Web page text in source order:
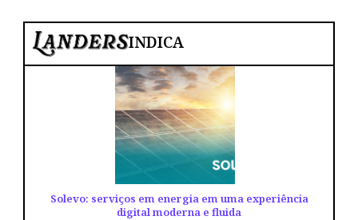
INDICA
Solevo: serviços em energia em uma experiência
digital moderna e fluida